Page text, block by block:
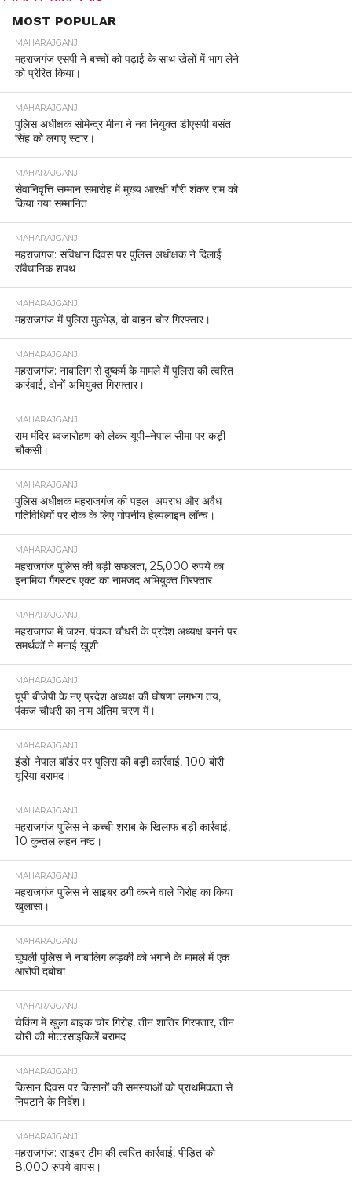
MOST POPULAR
MAHARAJGANJ
महराजगंज एसपी ने बच्चों को पढ़ाई के साथ खेलों में भाग लेने
को प्रेरित किया।
MAHARAJGANJ
पुलिस अधीक्षक सोमेन्द्र मीना ने नव नियुक्त डीएसपी बसंत
सिंह को लगाए स्टार।
MAHARAJGANJ
सेवानिवृत्ति सम्मान समारोह में मुख्य आरक्षी गौरी शंकर राम को
किया गया सम्मानित
MAHARAJGANJ
महराजगंज: संविधान दिवस पर पुलिस अधीक्षक ने दिलाई
संवैधानिक शपथ
MAHARAJGANJ
महराजगंज में पुलिस मुठभेड़, दो वाहन चोर गिरफ्तार।
MAHARAJGANJ
महराजगंज: नाबालिग से दुष्कर्म के मामले में पुलिस की त्वरित
कार्रवाई, दोनों अभियुक्त गिरफ्तार।
MAHARAJGANJ
राम मंदिर ध्वजारोहण को लेकर यूपी–नेपाल सीमा पर कड़ी
चौकसी।
MAHARAJGANJ
पुलिस अधीक्षक महराजगंज की पहल अपराध और अवैध
गतिविधियों पर रोक के लिए गोपनीय हेल्पलाइन लॉन्च।
MAHARAJGANJ
महराजगंज पुलिस की बड़ी सफलता, 25,000 रुपये का
इनामिया गैंगस्टर एक्ट का नामजद अभियुक्त गिरफ्तार
MAHARAJGANJ
महराजगंज में जश्न, पंकज चौधरी के प्रदेश अध्यक्ष बनने पर
समर्थकों ने मनाई खुशी
MAHARAJGANJ
यूपी बीजेपी के नए प्रदेश अध्यक्ष की घोषणा लगभग तय,
पंकज चौधरी का नाम अंतिम चरण में।
MAHARAJGANJ
इंडो-नेपाल बॉर्डर पर पुलिस की बड़ी कार्रवाई, 100 बोरी
यूरिया बरामद।
MAHARAJGANJ
महराजगंज पुलिस ने कच्ची शराब के खिलाफ बड़ी कार्रवाई,
10 कुन्तल लहन नष्ट।
MAHARAJGANJ
महराजगंज पुलिस ने साइबर ठगी करने वाले गिरोह का किया
खुलासा।
MAHARAJGANJ
घुघली पुलिस ने नाबालिग लड़की को भगाने के मामले में एक
आरोपी दबोचा
MAHARAJGANJ
चेकिंग में खुला बाइक चोर गिरोह, तीन शातिर गिरफ्तार, तीन
चोरी की मोटरसाइकिलें बरामद
MAHARAJGANJ
किसान दिवस पर किसानों की समस्याओं को प्राथमिकता से
निपटाने के निर्देश।
MAHARAJGANJ
महराजगंज: साइबर टीम की त्वरित कार्रवाई, पीड़ित को
8,000 रुपये वापस।